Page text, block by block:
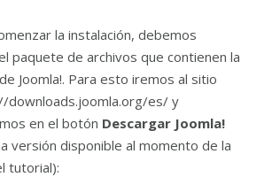
la instalación, debemos
paquete de archivos que contienen la
Joomla!. Para esto iremos al sitio
downloads.joomla.org/es/ y
en el botón Descargar Joomla!
versión disponible al momento de la
tutorial):